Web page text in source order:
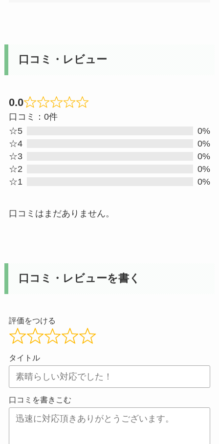
口コミ・レビュー
0.0
Rated
口コミ：0件
☆5
0%
☆4
0%
☆3
0%
☆2
0%
☆1
0%
口コミはまだありません。
口コミ・レビューを書く
評価をつける
タイトル
口コミを書きこむ